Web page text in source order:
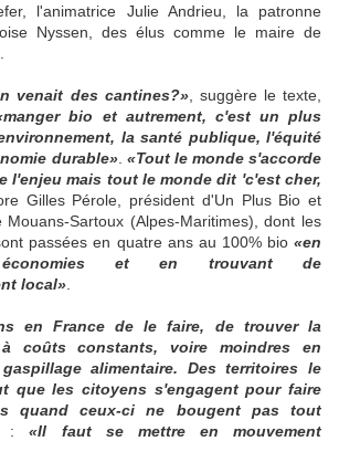
l'animatrice Julie Andrieu, la patronne
Nyssen, des élus comme le maire de
venait des cantines?», suggère le texte,
bio et autrement, c'est un plus
la santé publique, l'équité
durable». «Tout le monde s'accorde
l'enjeu mais tout le monde dit 'c'est cher,
Gilles Pérole, président d'Un Plus Bio et
Sartoux (Alpes-Maritimes), dont les
passées en quatre ans au 100% bio «en
et en trouvant de
local»
en France de le faire, de trouver la
coûts constants, voire moindres en
alimentaire. Des territoires le
que les citoyens s'engagent pour faire
quand ceux-ci ne bougent pas tout
il :«Il faut se mettre en mouvement